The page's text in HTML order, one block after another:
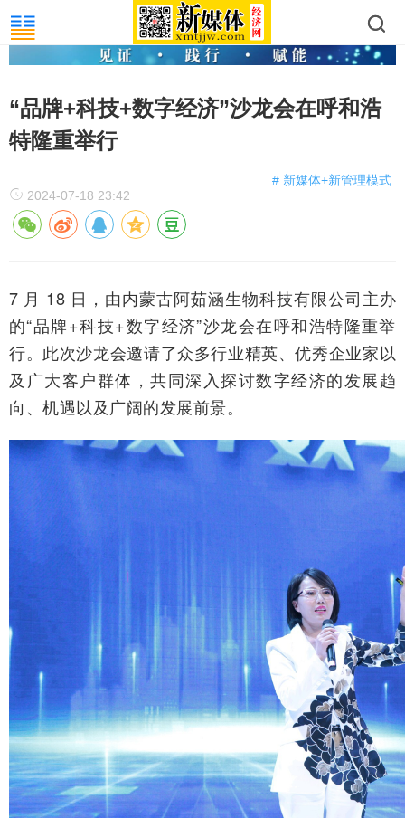
“品牌+科技+数字经济”沙龙会在呼和浩
特隆重举行
# 新媒体+新管理模式
2024-07-18 23:42
7 月 18 日，由内蒙古阿茹涵生物科技有限公司主办
的“品牌+科技+数字经济”沙龙会在呼和浩特隆重举
行。此次沙龙会邀请了众多行业精英、优秀企业家以
及广大客户群体，共同深入探讨数字经济的发展趋
向、机遇以及广阔的发展前景。